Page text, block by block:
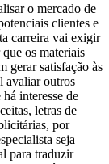
o mercado de
clientes e
carreira vai exigir
os materiais
gerar satisfação às
avaliar outros
interesse de
letras de
por
seja
para traduzir